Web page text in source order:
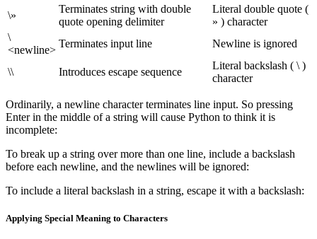
\»
Terminates string with double
quote opening delimiter
Literal double quote (
» ) character
\
<newline>
Terminates input line Newline is ignored
\\ Introduces escape sequence
Literal backslash ( \ )
character
Ordinarily, a newline character terminates line input. So pressing
Enter in the middle of a string will cause Python to think it is
incomplete:
To break up a string over more than one line, include a backslash
before each newline, and the newlines will be ignored:
To include a literal backslash in a string, escape it with a backslash:
Applying Special Meaning to Characters